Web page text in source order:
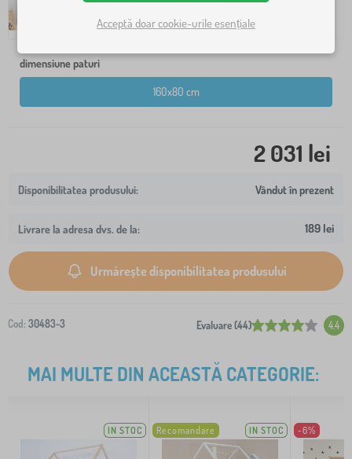
dimensiune paturi
160x80 cm
2 031 lei
Vândut în prezent
Livrare la adresa dvs. de la: 189 lei
Urmărește disponibilitatea produsului
Cod: 30483-3 Evaluare (44) 4.4
MAI MULTE DIN ACEASTĂ CATEGORIE:
IN STOC Recomandare IN STOC -6%
Acceptă doar cookie-urile esențiale